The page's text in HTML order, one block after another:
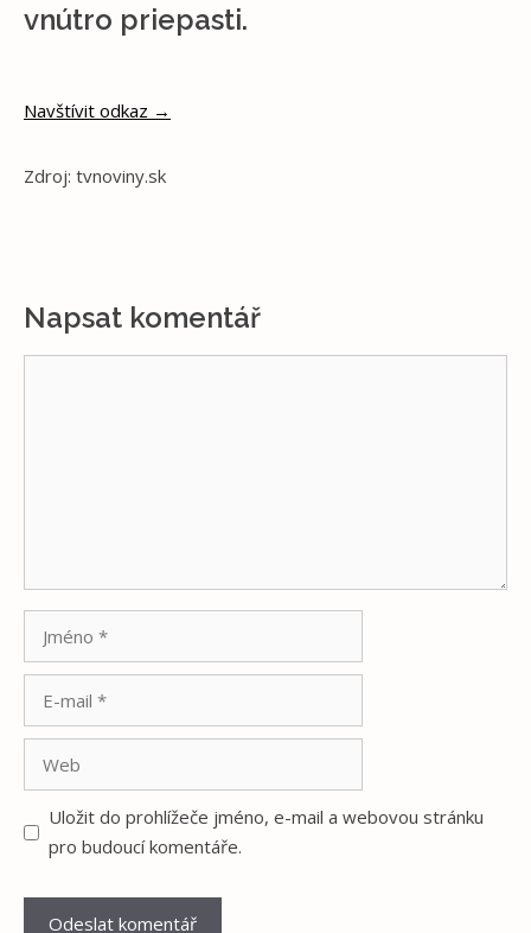
vnútro priepasti.
Navštívit odkaz →
Zdroj: tvnoviny.sk
Napsat komentář
Uložit do prohlížeče jméno, e-mail a webovou stránku
pro budoucí komentáře.